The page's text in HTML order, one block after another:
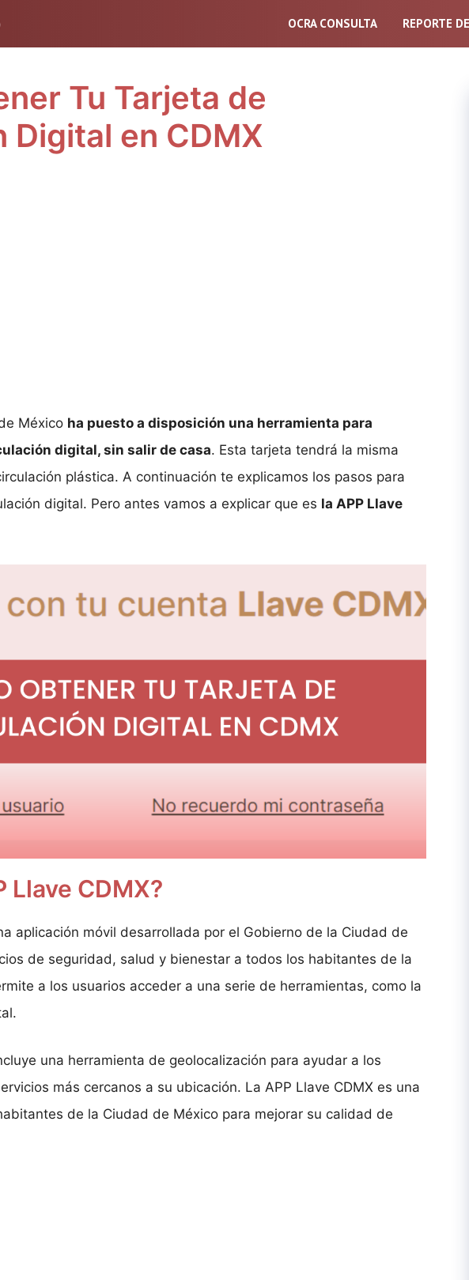
OCRA CONSULTA REPORTE
Tu Tarjeta de
Digital en CDMX
México ha puesto a disposición una herramienta para
digital, sin salir de casa. Esta tarjeta tendrá la misma
plástica. A continuación te explicamos los pasos para
digital. Pero antes vamos a explicar que es la APP Llave
Llave CDMX?
aplicación móvil desarrollada por el Gobierno de la Ciudad de
de seguridad, salud y bienestar a todos los habitantes de la
a los usuarios acceder a una serie de herramientas, como la
una herramienta de geolocalización para ayudar a los
más cercanos a su ubicación. La APP Llave CDMX es una
de la Ciudad de México para mejorar su calidad de